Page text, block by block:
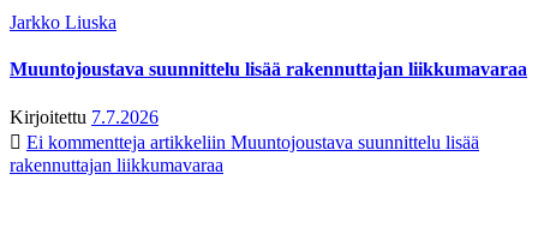
Jarkko Liuska
Muuntojoustava suunnittelu lisää rakennuttajan liikkumavaraa
Kirjoitettu 7.7.2026
Ei kommentteja artikkeliin Muuntojoustava suunnittelu lisää
rakennuttajan liikkumavaraa